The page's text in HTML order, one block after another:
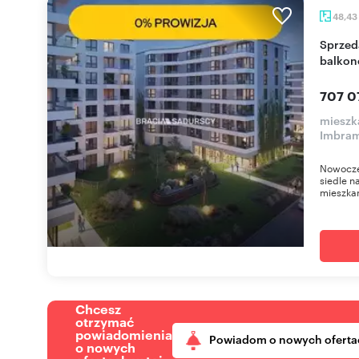
48,43
Sprzedam nowoczesne 2-pokojowe mieszkanie z
707
siedle
Chcesz
otrzymać
powiadomienia
o nowych Powiadom o nowych